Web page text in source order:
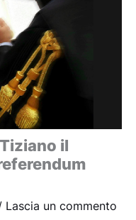
il
Lascia un commento